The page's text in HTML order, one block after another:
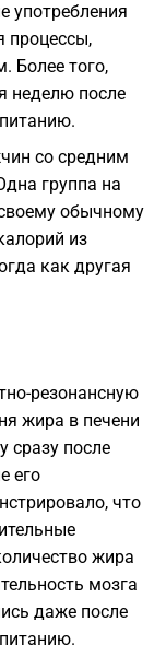
употребления
процессы,
Более того,
неделю после
со средним
группа на
обычному
из
как другая
резонансную
жира в печени
сразу после
его
что
жира
мозга
даже после